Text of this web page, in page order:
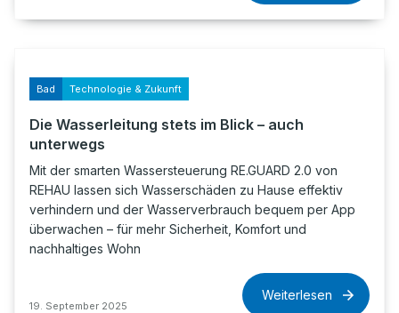
Bad Technologie & Zukunft
Die Wasserleitung stets im Blick – auch
unterwegs
Mit der smarten Wassersteuerung RE.GUARD 2.0 von
REHAU lassen sich Wasserschäden zu Hause effektiv
verhindern und der Wasserverbrauch bequem per App
überwachen – für mehr Sicherheit, Komfort und
nachhaltiges Wohn
19. September 2025
Weiterlesen